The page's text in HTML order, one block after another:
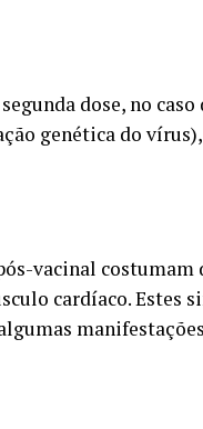
dose, no caso
genética do
vacinal costumam
cardíaco. Estes